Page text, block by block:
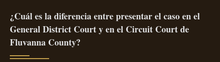
¿Cuál es la diferencia entre presentar el caso en el
General District Court y en el Circuit Court de
Fluvanna County?